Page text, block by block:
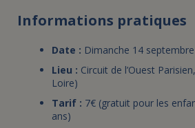
Informations pratiques
Date : Dimanche 14
Lieu : Circuit de l’Ouest
Loire)
Tarif : 7€ (gratuit pour les
ans)